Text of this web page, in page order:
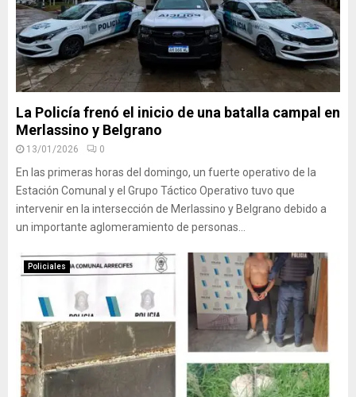
La Policía frenó el inicio de una batalla campal en
Merlassino y Belgrano
13/01/2026 0
En las primeras horas del domingo, un fuerte operativo de la
Estación Comunal y el Grupo Táctico Operativo tuvo que
intervenir en la intersección de Merlassino y Belgrano debido a
un importante aglomeramiento de personas...
Policiales